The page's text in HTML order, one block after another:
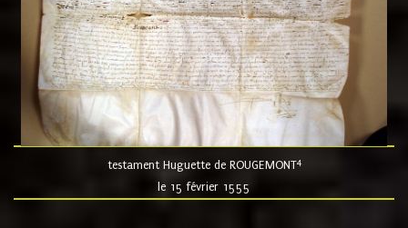
testament Huguette de ROUGEMONT4
le 15 février 1555